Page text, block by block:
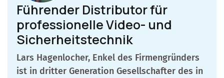
Führender Distributor für
professionelle Video- und
Sicherheitstechnik
Lars Hagenlocher, Enkel des Firmengründers
ist in dritter Generation Gesellschafter des in